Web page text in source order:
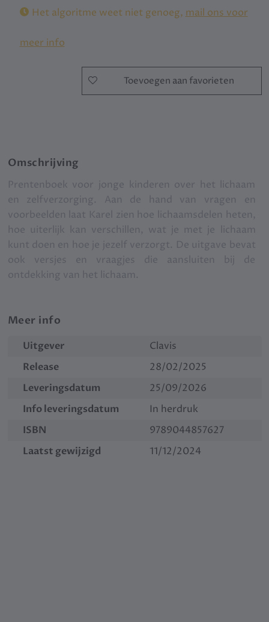
Het algoritme weet niet genoeg, mail ons voor
meer info
Toevoegen aan favorieten
Omschrijving
Prentenboek voor jonge kinderen over het lichaam
en zelfverzorging. Aan de hand van vragen en
voorbeelden laat Karel zien hoe lichaamsdelen heten,
hoe uiterlijk kan verschillen, wat je met je lichaam
kunt doen en hoe je jezelf verzorgt. De uitgave bevat
ook versjes en vraagjes die aansluiten bij de
ontdekking van het lichaam.
Meer info
Uitgever
Clavis
Release
28/02/2025
Leveringsdatum
25/09/2026
Info leveringsdatum
In herdruk
ISBN
9789044857627
Laatst gewijzigd
11/12/2024